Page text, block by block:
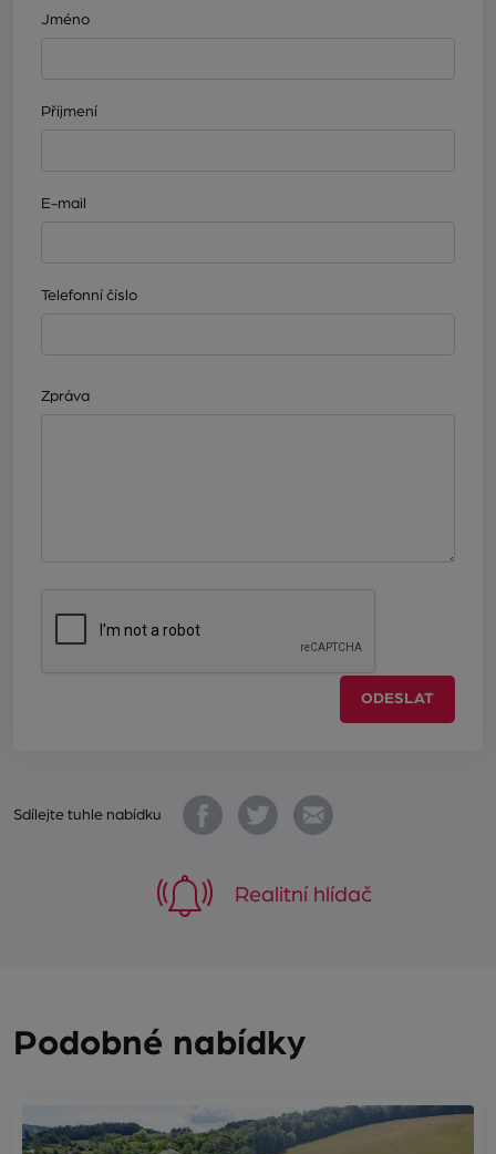
Jméno
Příjmení
E-mail
Telefonní číslo
Zpráva
ODESLAT
Sdílejte tuhle nabídku
Realitní hlídač
Podobné nabídky